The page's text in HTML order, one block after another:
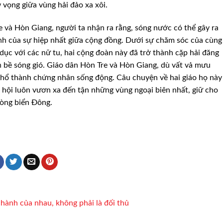
giữa vùng hải đảo xa xôi.
và Hòn Giang, người ta nhận ra rằng, sóng nước có thể gây ra
của sự hiệp nhất giữa cộng đồng. Dưới sự chăm sóc của cùng
với các nữ tu, hai cộng đoàn này đã trở thành cặp hải đăng
sóng gió. Giáo dân Hòn Tre và Hòn Giang, dù vất vả mưu
thành chứng nhân sống động. Câu chuyện về hai giáo họ này
luôn vươn xa đến tận những vùng ngoại biên nhất, giữ cho
biển Đông.
của nhau, không phải là đối thủ